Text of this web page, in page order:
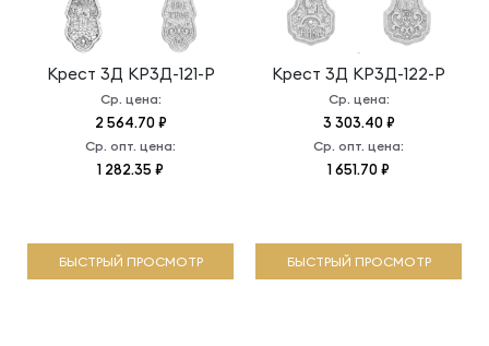
Крест 3Д КР3Д-121-Р
Ср. цена:
2 564.70 ₽
Ср. опт. цена:
1 282.35 ₽
БЫСТРЫЙ ПРОСМОТР
Крест 3Д КР3Д-122-Р
Ср. цена:
3 303.40 ₽
Ср. опт. цена:
1 651.70 ₽
БЫСТРЫЙ ПРОСМОТР